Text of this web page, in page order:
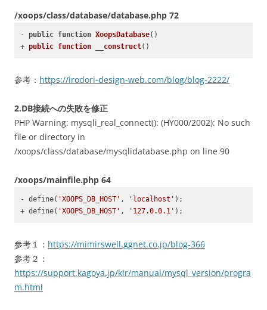
/xoops/class/database/database.php 72
- public function XoopsDatabase()
+ public function __construct()
参考： https://irodori-design-web.com/blog/blog-2222/
2.DB接続への失敗を修正
PHP Warning: mysqli_real_connect(): (HY000/2002): No such
file or directory in
/xoops/class/database/mysqlidatabase.php on line 90
/xoops/mainfile.php 64
- define( 'XOOPS_DB_HOST' , 'localhost' );
+ define( 'XOOPS_DB_HOST' , '127.0.0.1' );
参考１： https://mimirswell.ggnet.co.jp/blog-366
参考２：
https://support.kagoya.jp/kir/manual/mysql_version/progra
m.html